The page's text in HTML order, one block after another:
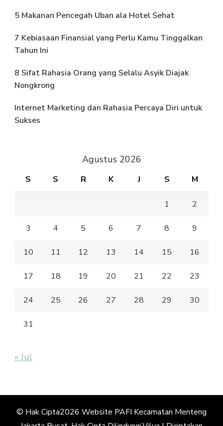
5 Makanan Pencegah Uban ala Hotel Sehat
7 Kebiasaan Finansial yang Perlu Kamu Tinggalkan
Tahun Ini
8 Sifat Rahasia Orang yang Selalu Asyik Diajak
Nongkrong
Internet Marketing dan Rahasia Percaya Diri untuk
Sukses
Agustus 2026
S S R K J S M
1 2
3 4 5 6 7 8 9
10 11 12 13 14 15 16
17 18 19 20 21 22 23
24 25 26 27 28 29 30
31
« Jul
© Hak Cipta2026 Website PAFI Kecamatan Menteng